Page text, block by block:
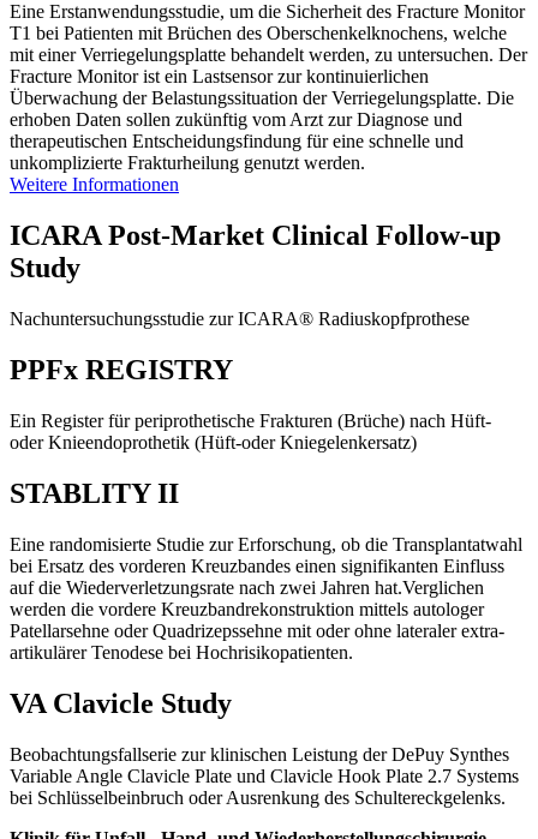
Eine Erstanwendungsstudie, um die Sicherheit des Fracture Monitor
T1 bei Patienten mit Brüchen des Oberschenkelknochens, welche
mit einer Verriegelungsplatte behandelt werden, zu untersuchen. Der
Fracture Monitor ist ein Lastsensor zur kontinuierlichen
Überwachung der Belastungssituation der Verriegelungsplatte. Die
erhoben Daten sollen zukünftig vom Arzt zur Diagnose und
therapeutischen Entscheidungsfindung für eine schnelle und
unkomplizierte Frakturheilung genutzt werden.
Weitere Informationen
ICARA Post-Market Clinical Follow-up
Study
Nachuntersuchungsstudie zur ICARA® Radiuskopfprothese
PPFx REGISTRY
Ein Register für periprothetische Frakturen (Brüche) nach Hüft-
oder Knieendoprothetik (Hüft-oder Kniegelenkersatz)
STABLITY II
Eine randomisierte Studie zur Erforschung, ob die Transplantatwahl
bei Ersatz des vorderen Kreuzbandes einen signifikanten Einfluss
auf die Wiederverletzungsrate nach zwei Jahren hat.Verglichen
werden die vordere Kreuzbandrekonstruktion mittels autologer
Patellarsehne oder Quadrizepssehne mit oder ohne lateraler extra-
artikulärer Tenodese bei Hochrisikopatienten.
VA Clavicle Study
Beobachtungsfallserie zur klinischen Leistung der DePuy Synthes
Variable Angle Clavicle Plate und Clavicle Hook Plate 2.7 Systems
bei Schlüsselbeinbruch oder Ausrenkung des Schultereckgelenks.